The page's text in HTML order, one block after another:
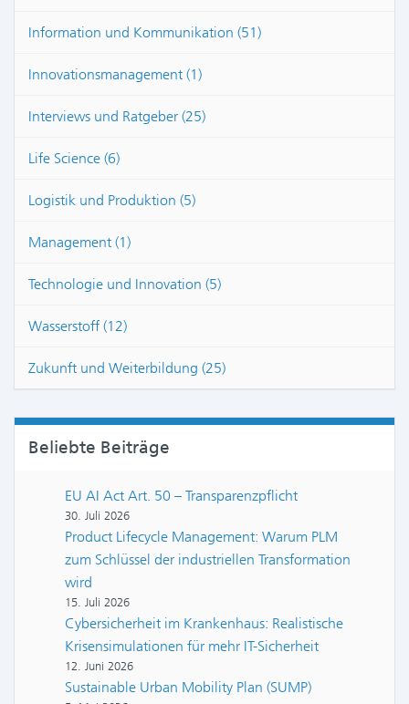
Information und Kommunikation (51)
Innovationsmanagement (1)
Interviews und Ratgeber (25)
Life Science (6)
Logistik und Produktion (5)
Management (1)
Technologie und Innovation (5)
Wasserstoff (12)
Zukunft und Weiterbildung (25)
Beliebte Beiträge
EU AI Act Art. 50 – Transparenzpflicht
30. Juli 2026
Product Lifecycle Management: Warum PLM
zum Schlüssel der industriellen Transformation
wird
15. Juli 2026
Cybersicherheit im Krankenhaus: Realistische
Krisensimulationen für mehr IT-Sicherheit
12. Juni 2026
Sustainable Urban Mobility Plan (SUMP)